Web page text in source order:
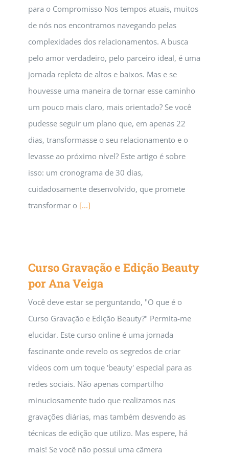
para o Compromisso Nos tempos atuais, muitos
de nós nos encontramos navegando pelas
complexidades dos relacionamentos. A busca
pelo amor verdadeiro, pelo parceiro ideal, é uma
jornada repleta de altos e baixos. Mas e se
houvesse uma maneira de tornar esse caminho
um pouco mais claro, mais orientado? Se você
pudesse seguir um plano que, em apenas 22
dias, transformasse o seu relacionamento e o
levasse ao próximo nível? Este artigo é sobre
isso: um cronograma de 30 dias,
cuidadosamente desenvolvido, que promete
transformar o [...]
Curso Gravação e Edição Beauty
por Ana Veiga
Você deve estar se perguntando, "O que é o
Curso Gravação e Edição Beauty?" Permita-me
elucidar. Este curso online é uma jornada
fascinante onde revelo os segredos de criar
vídeos com um toque 'beauty' especial para as
redes sociais. Não apenas compartilho
minuciosamente tudo que realizamos nas
gravações diárias, mas também desvendo as
técnicas de edição que utilizo. Mas espere, há
mais! Se você não possui uma câmera